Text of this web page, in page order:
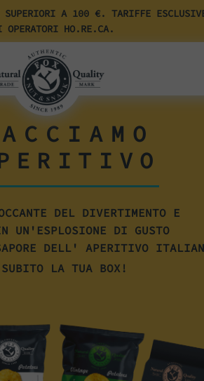
SUPERIORI A 100 €. TARIFFE
OPERATORI HO.RE.CA.
DEL DIVERTIMENTO E
UN'ESPLOSIONE DI GUSTO
DELL' APERITIVO
SUBITO LA TUA BOX!